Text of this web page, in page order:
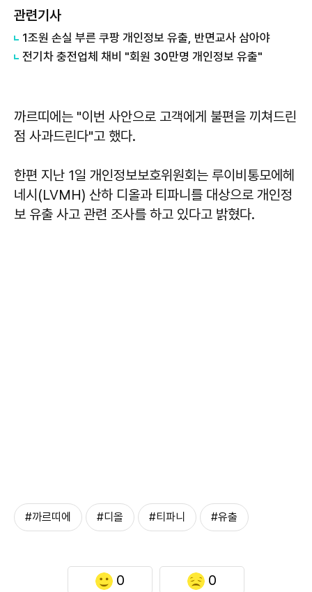
관련기사
1조원 손실 부른 쿠팡 개인정보 유출, 반면교사 삼아야
전기차 충전업체 채비 "회원 30만명 개인정보 유출"
까르띠에는 "이번 사안으로 고객에게 불편을 끼쳐드린
점 사과드린다"고 했다.
한편 지난 1일 개인정보보호위원회는 루이비통모에헤
네시(LVMH) 산하 디올과 티파니를 대상으로 개인정
보 유출 사고 관련 조사를 하고 있다고 밝혔다.
#까르띠에 #디올 #티파니 #유출
0 0